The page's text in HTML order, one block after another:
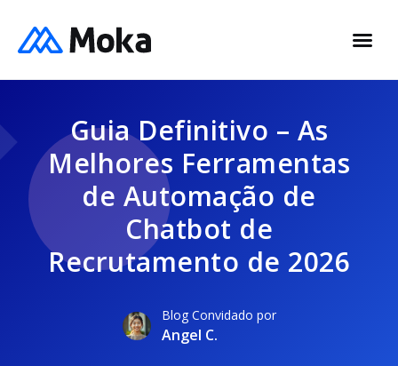
Guia Definitivo – As
Melhores Ferramentas
de Automação de
Chatbot de
Recrutamento de 2026
Blog Convidado por
Angel C.